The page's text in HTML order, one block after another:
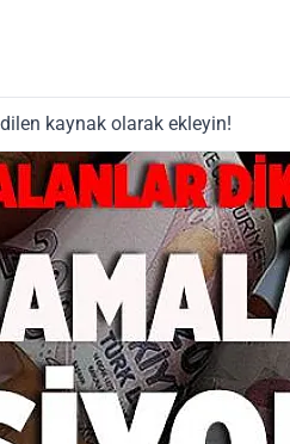
kaynak olarak ekleyin!